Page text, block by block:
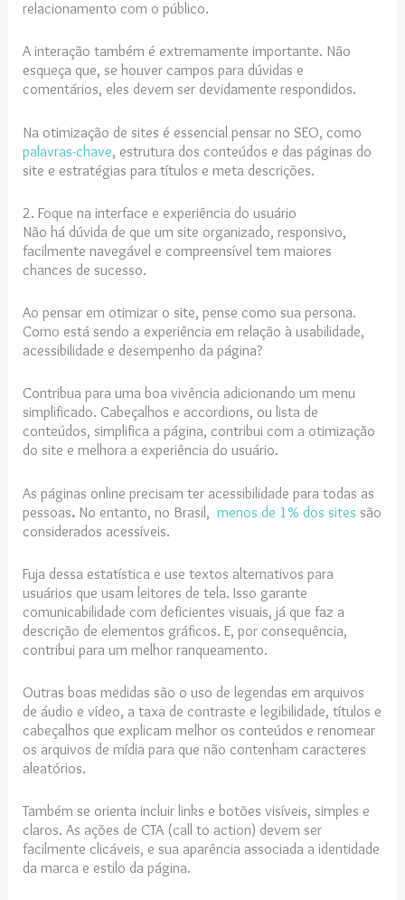
relacionamento com o público.
A interação também é extremamente importante. Não
esqueça que, se houver campos para dúvidas e
comentários, eles devem ser devidamente respondidos.
Na otimização de sites é essencial pensar no SEO, como
palavras-chave, estrutura dos conteúdos e das páginas do
site e estratégias para títulos e meta descrições.
2. Foque na interface e experiência do usuário
Não há dúvida de que um site organizado, responsivo,
facilmente navegável e compreensível tem maiores
chances de sucesso.
Ao pensar em otimizar o site, pense como sua persona.
Como está sendo a experiência em relação à usabilidade,
acessibilidade e desempenho da página?
Contribua para uma boa vivência adicionando um menu
simplificado. Cabeçalhos e accordions, ou lista de
conteúdos, simplifica a página, contribui com a otimização
do site e melhora a experiência do usuário.
As páginas online precisam ter acessibilidade para todas as
pessoas. No entanto, no Brasil,menos de 1% dos sites são
considerados acessíveis.
Fuja dessa estatística e use textos alternativos para
usuários que usam leitores de tela. Isso garante
comunicabilidade com deficientes visuais, já que faz a
descrição de elementos gráficos. E, por consequência,
contribui para um melhor ranqueamento.
Outras boas medidas são o uso de legendas em arquivos
de áudio e vídeo, a taxa de contraste e legibilidade, títulos e
cabeçalhos que explicam melhor os conteúdos e renomear
os arquivos de mídia para que não contenham caracteres
aleatórios.
Também se orienta incluir links e botões visíveis, simples e
claros. As ações de CTA (call to action) devem ser
facilmente clicáveis, e sua aparência associada a identidade
da marca e estilo da página.